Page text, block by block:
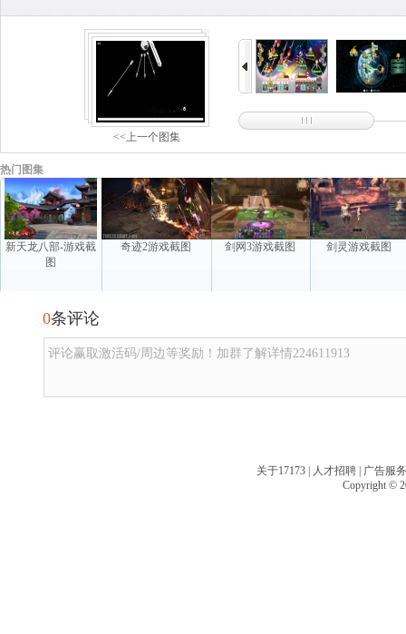
<<上一个图集
热门图集
新天龙八部-游戏截
图
奇迹2游戏截图 剑网3游戏截图 剑灵游戏截图
0条评论
评论赢取激活码/周边等奖励！加群了解详情224611913
关于17173 | 人才招聘 | 广告服务
Copyright ©